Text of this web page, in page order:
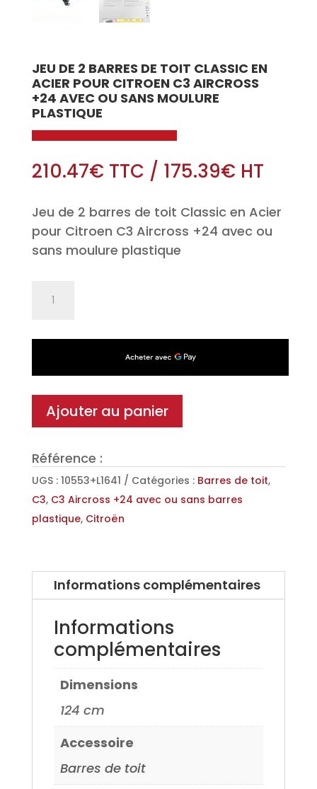
JEU DE 2 BARRES DE TOIT CLASSIC EN
ACIER POUR CITROEN C3 AIRCROSS
+24 AVEC OU SANS MOULURE
PLASTIQUE
210.47€TTC / 175.39€HT
Jeu de 2 barres de toit Classic en Acier
pour Citroen C3 Aircross +24 avec ou
sans moulure plastique
toit
en
Acier
pour
Citroen
+24
avec
sans
moulure
plastique
Ajouter au panier
Référence :
UGS : 10553+L1641 Catégories : Barres de toit,
C3, C3 Aircross +24 avec ou sans barres
plastique, Citroën
Informations complémentaires
Informations
complémentaires
Dimensions
124 cm
Accessoire
Barres de toit